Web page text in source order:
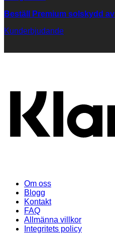
Beställ Premium solskydd av
Kunderbjudande
Om oss
Blogg
Kontakt
FAQ
Allmänna villkor
Integritets policy